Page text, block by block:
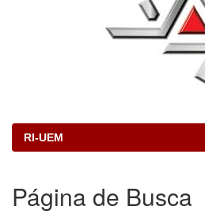
RI-UEM
Página de Busca